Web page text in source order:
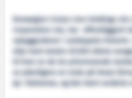
Norwegian Cruise Line Holdings Ltd.
Corporation Ltd., har offentliggjort
nybyggorderen i selskapets
skip med nesten 25.000 ekstra
til hver av de tre prisvinnende
av ytterligere en mole på Great
øy i Bahamas, og den best vurderte